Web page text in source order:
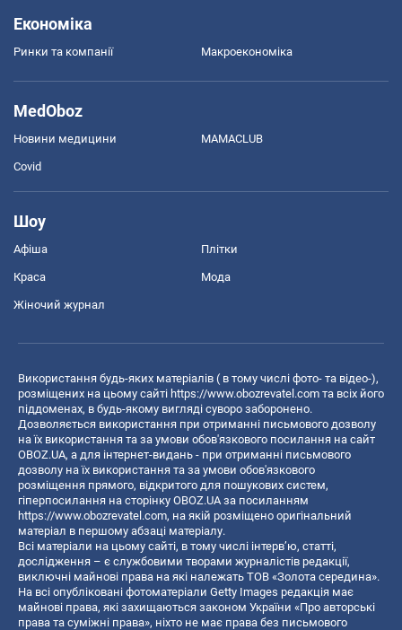
Економіка
Ринки та компанії Макроекономіка
MedOboz
Новини медицини MAMACLUB
Covid
Шоу
Афіша Плітки
Краса Мода
Жіночий журнал
Використання будь-яких матеріалів ( в тому числі фото- та відео-),
розміщених на цьому сайті https://www.obozrevatel.com та всіх його
піддоменах, в будь-якому вигляді суворо заборонено.
Дозволяється використання при отриманні письмового дозволу
на їх використання та за умови обов'язкового посилання на сайт
OBOZ.UA, а для інтернет-видань - при отриманні письмового
дозволу на їх використання та за умови обов'язкового
розміщення прямого, відкритого для пошукових систем,
гіперпосилання на сторінку OBOZ.UA за посиланням
https://www.obozrevatel.com, на якій розміщено оригінальний
матеріал в першому абзаці матеріалу.
Всі матеріали на цьому сайті, в тому числі інтерв’ю, статті,
дослідження – є службовими творами журналістів редакції,
виключні майнові права на які належать ТОВ «Золота середина».
На всі опубліковані фотоматеріали Getty Images редакція має
майнові права, які захищаються законом України «Про авторські
права та суміжні права», ніхто не має права без письмового